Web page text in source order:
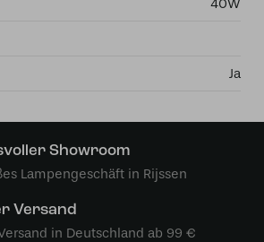
40W
Ja
Showroom
Lampengeschäft in Rijssen
Versand
in Deutschland ab 99 €